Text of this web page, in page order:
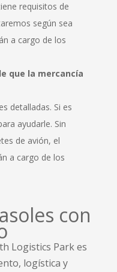
requisitos de
según sea
a cargo de los
que la mercancía
detalladas. Si es
ayudarle. Sin
de avión, el
a cargo de los
con
Logistics Park es
logística y